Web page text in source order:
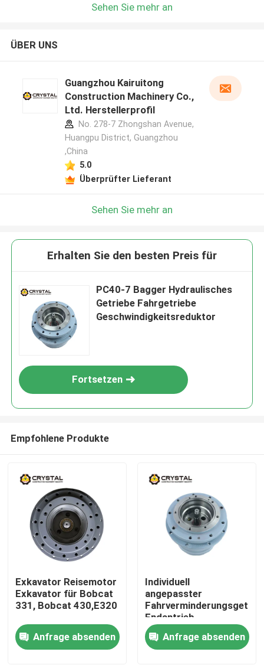
Zu Hause
Sehen Sie mehr an
ÜBER UNS
Guangzhou Kairuitong
Construction Machinery Co.,
Ltd. Herstellerprofil
No. 278-7 Zhongshan Avenue,
Huangpu District, Guangzhou
,China
5.0
Überprüfter Lieferant
Sehen Sie mehr an
Erhalten Sie den besten Preis für
PC40-7 Bagger Hydraulisches
Getriebe Fahrgetriebe
Geschwindigkeitsreduktor
Fortsetzen
Empfohlene Produkte
Exkavator Reisemotor
Exkavator für Bobcat
331, Bobcat 430,E320
Anfrage absenden
Individuell
angepasster
Endantrieb
leistungsstarker
geringer Lärm
Anfrage absenden